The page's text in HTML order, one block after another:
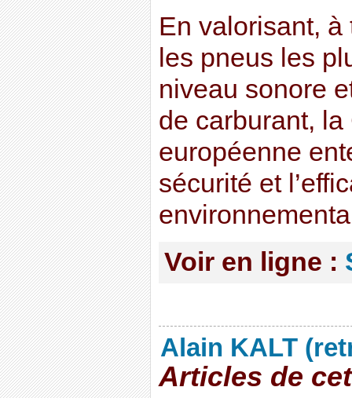
En valorisant, à
les pneus les
niveau sonore
de carburant,
européenne
sécurité et
Voir en ligne :
Alain KALT
Articles de